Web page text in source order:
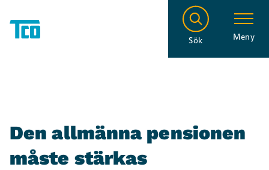
Sök Meny
Den allmänna pensionen
måste stärkas